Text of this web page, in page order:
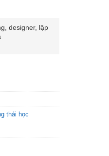
designer, lập
thái học